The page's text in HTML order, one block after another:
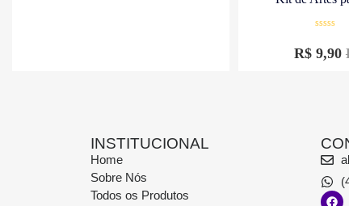
0
de
R$9,90
INSTITUCIONAL
Home
Sobre Nós
Todos os Produtos